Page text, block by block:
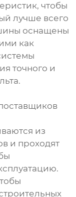
чтобы
лучше всего
оснащены
как
точного и
из
и проходят